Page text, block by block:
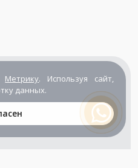
Метрику. Используя сайт,
данных.